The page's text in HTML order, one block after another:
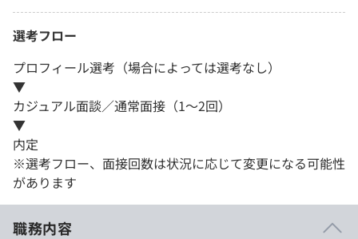
選考フロー
プロフィール選考（場合によっては選考なし）
▼
カジュアル面談／通常面接（1～2回）
▼
内定
※選考フロー、面接回数は状況に応じて変更になる可能性
があります
職務内容